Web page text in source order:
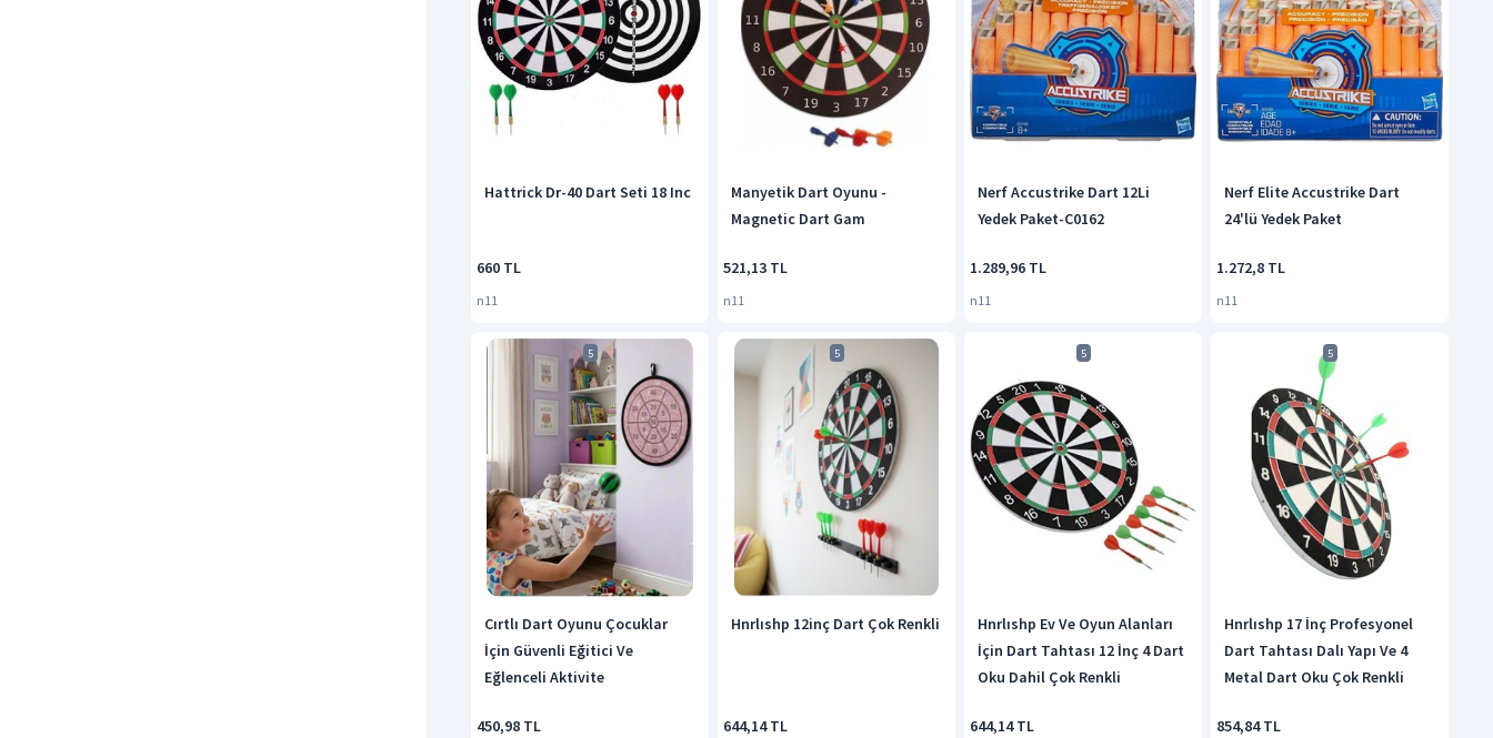
Hattrick Dr-40 Dart Seti 18 Inc
660 TL
n11
Manyetik Dart Oyunu -
Magnetic Dart Gam
521,13 TL
n11
Nerf Accustrike Dart 12Li
Yedek Paket-C0162
1.289,96 TL
n11
Nerf Elite Accustrike Dart
24'lü Yedek Paket
1.272,8 TL
n11
5
Cırtlı Dart Oyunu Çocuklar
İçin Güvenli Eğitici Ve
Eğlenceli Aktivite
450,98 TL
5
Hnrlıshp 12inç Dart Çok Renkli
644,14 TL
5
Hnrlıshp Ev Ve Oyun Alanları
İçin Dart Tahtası 12 İnç 4 Dart
Oku Dahil Çok Renkli
644,14 TL
5
Hnrlıshp 17 İnç Profesyonel
Dart Tahtası Dalı Yapı Ve 4
Metal Dart Oku Çok Renkli
854,84 TL